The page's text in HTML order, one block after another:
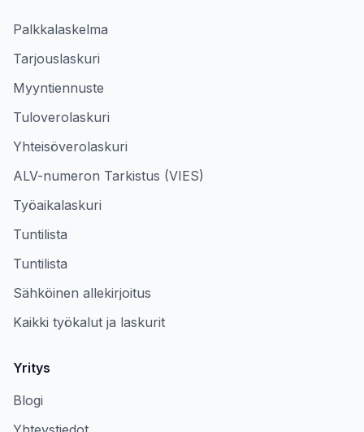
Palkkalaskelma
Tarjouslaskuri
Myyntiennuste
Tuloverolaskuri
Yhteisöverolaskuri
ALV-numeron Tarkistus (VIES)
Työaikalaskuri
Tuntilista
Tuntilista
Sähköinen allekirjoitus
Kaikki työkalut ja laskurit
Yritys
Blogi